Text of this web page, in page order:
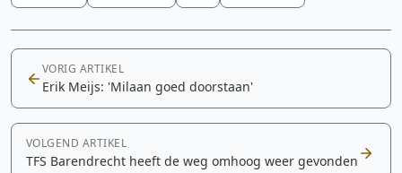
VORIG ARTIKEL
Erik Meijs: 'Milaan goed doorstaan'
VOLGEND ARTIKEL
TFS Barendrecht heeft de weg omhoog weer gevonden